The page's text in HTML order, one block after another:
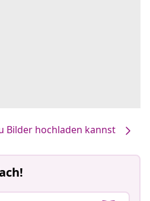
Bilder hochladen kannst